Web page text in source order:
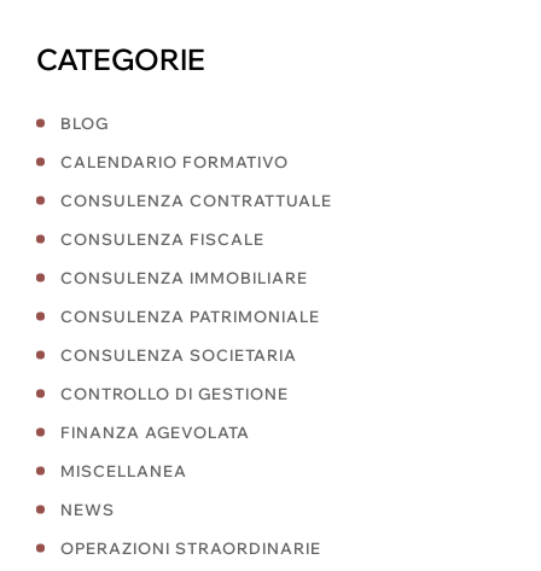
CATEGORIE
BLOG
CALENDARIO FORMATIVO
CONSULENZA CONTRATTUALE
CONSULENZA FISCALE
CONSULENZA IMMOBILIARE
CONSULENZA PATRIMONIALE
CONSULENZA SOCIETARIA
CONTROLLO DI GESTIONE
FINANZA AGEVOLATA
MISCELLANEA
NEWS
OPERAZIONI STRAORDINARIE